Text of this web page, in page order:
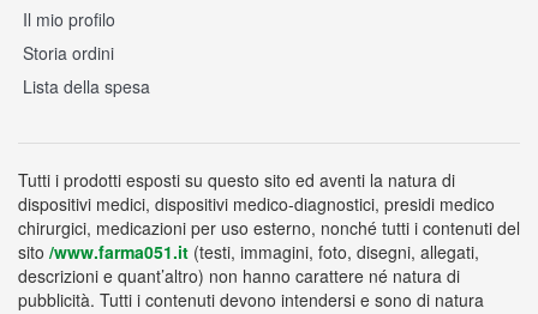
Il mio profilo
Storia ordini
Lista della spesa
Tutti i prodotti esposti su questo sito ed aventi la natura di
dispositivi medici, dispositivi medico-diagnostici, presidi medico
chirurgici, medicazioni per uso esterno, nonché tutti i contenuti del
sito /www.farma051.it (testi, immagini, foto, disegni, allegati,
descrizioni e quant’altro) non hanno carattere né natura di
pubblicità. Tutti i contenuti devono intendersi e sono di natura